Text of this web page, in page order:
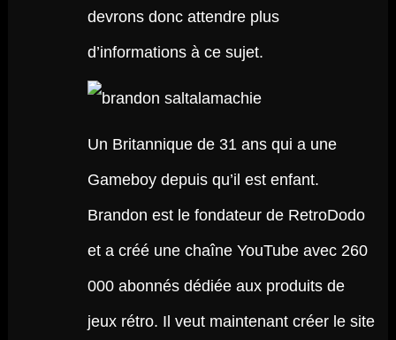
devrons donc attendre plus
d’informations à ce sujet.
Un Britannique de 31 ans qui a une
Gameboy depuis qu’il est enfant.
Brandon est le fondateur de RetroDodo
et a créé une chaîne YouTube avec 260
000 abonnés dédiée aux produits de
jeux rétro. Il veut maintenant créer le site